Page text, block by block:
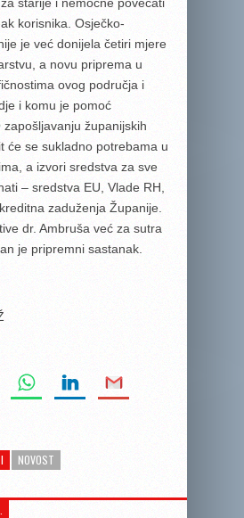
korisnika. Osječko-
je već donijela četiri mjere
a novu priprema u
ovog područja i
i komu je pomoć
županijskih
će se sukladno potrebama u
a izvori sredstva za sve
– sredstva EU, Vlade RH,
zaduženja Županije.
dr. Ambruša već za sutra
je pripremni sastanak.
NOVOST